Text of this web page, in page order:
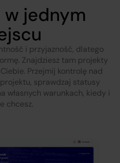
w jednym
i przyjazność, dlatego
Znajdziesz tam projekty
Przejmij kontrolę nad
sprawdzaj statusy
własnych warunkach, kiedy i
chcesz.